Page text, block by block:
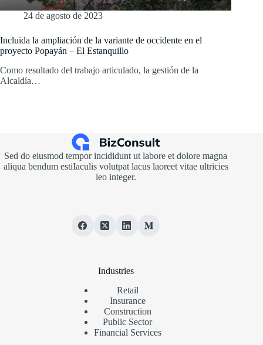
24 de agosto de 2023
Incluida la ampliación de la variante de occidente en el
proyecto Popayán – El Estanquillo
Como resultado del trabajo articulado, la gestión de la
Alcaldía…
Sed do eiusmod tempor incididunt ut labore et dolore magna
aliqua bendum estiIaculis volutpat lacus laoreet vitae ultricies
leo integer.
Industries
Retail
Insurance
Construction
Public Sector
Financial Services